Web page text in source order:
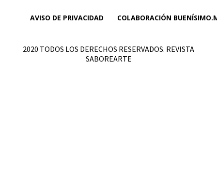
AVISO DE PRIVACIDAD COLABORACIÓN
2020 TODOS LOS DERECHOS RESERVADOS. REVISTA
SABOREARTE